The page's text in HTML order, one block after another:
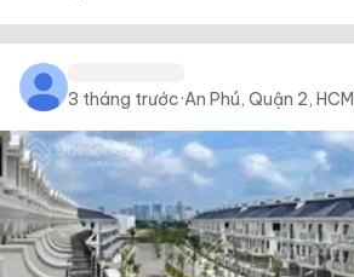
3 tháng trước·An Phú, Quận 2, HCM